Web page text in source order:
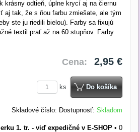
krásny odtieň, úplne krycí aj na čiernu
aj tak, že s ňou farbu zmiešate, ale tým
ste ju riedili bielou). Farby sa fixujú
textil prať až na 60 stupňov. Farby
Cena: 2,95 €
ks Do košíka
Skladové číslo: Dostupnosť: Skladom
1. tr. - viď expedičné v E-SHOP • 0